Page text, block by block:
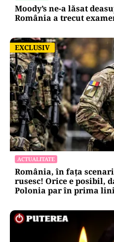
Moody’s ne-a lăsat
România a trecut
EXCLUSIV
EXCLUSIV
ACTUALITATE
România, în fața
rusesc! Orice e posibil,
Polonia par în prima